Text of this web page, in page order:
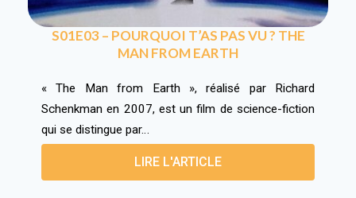
S01E03 – POURQUOI T’AS PAS VU ? THE
MAN FROM EARTH
« The Man from Earth », réalisé par Richard
Schenkman en 2007, est un film de science-fiction
qui se distingue par…
LIRE L'ARTICLE